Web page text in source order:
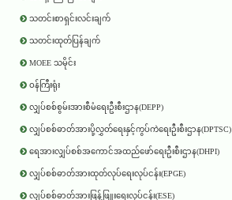
သတင်းစာရှင်းလင်းချက်
သတင်းထုတ်ပြန်ချက်
MOEE သမိုင်း
ဝန်ကြီးရုံး
လျှပ်စစ်စွမ်းအားစီမံရေးဦးစီးဌာန(DEPP)
လျှပ်စစ်ဓာတ်အားပို့လွှတ်ရေးနှင့်ကွပ်ကဲရေးဦးစီးဌာန(DPTSC)
ရေအားလျှပ်စစ်အကောင်အထည်ဖော်ရေးဦးစီးဌာန(DHPI)
လျှပ်စစ်ဓာတ်အားထုတ်လုပ်ရေးလုပ်ငန်း(EPGE)
လျှပ်စစ်ဓာတ်အားဖြန့်ဖြူးရေးလုပ်ငန်း(ESE)